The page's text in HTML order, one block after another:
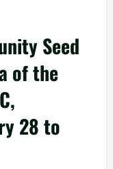
Seed
of the
28 to